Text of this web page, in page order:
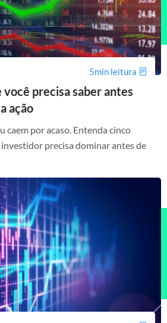
5min leitura
você precisa saber antes
ação
caem por acaso. Entenda cinco
precisa dominar antes de